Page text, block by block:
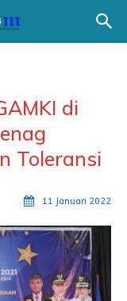
di
Toleransi
11 Januari 2022